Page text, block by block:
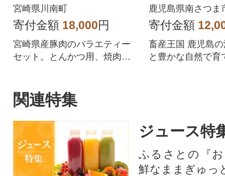
宮崎県川南町
寄付金額 18,000円
宮崎県産豚肉のバラエティー
セット。とんかつ用、焼肉
鹿児島県南さつま
寄付金額
畜産王国 鹿児島
と豊かな自然で育
関連特集
ジュース特
ふるさとの『
鮮なままぎゅっ